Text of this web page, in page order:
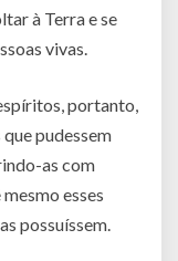
à Terra e se
vivas.
portanto,
pudessem
as com
esses
possuíssem.